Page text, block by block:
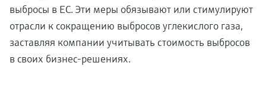
выбросы в ЕС. Эти меры обязывают или стимулируют
отрасли к сокращению выбросов углекислого газа,
заставляя компании учитывать стоимость выбросов
в своих бизнес-решениях.